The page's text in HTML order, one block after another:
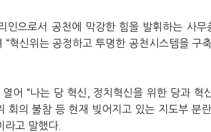
인으로서 공천에 막강한 힘을 발휘하는 사
“혁신위는 공정하고 투명한 공천시스템을 구
어 “나는 당 혁신, 정치혁신을 위한 당과 혁
회의 불참 등 현재 빚어지고 있는 지도부 분
라고 말했다.